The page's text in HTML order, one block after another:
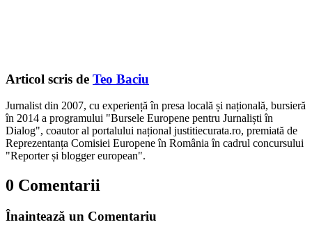
Articol scris de Teo Baciu
Jurnalist din 2007, cu experiență în presa locală și națională, bursieră
în 2014 a programului "Bursele Europene pentru Jurnaliști în
Dialog", coautor al portalului național justitiecurata.ro, premiată de
Reprezentanța Comisiei Europene în România în cadrul concursului
"Reporter și blogger european".
0 Comentarii
Înaintează un Comentariu